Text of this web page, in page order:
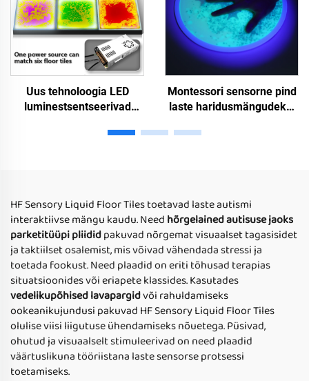
Uus tehnoloogia LED
luminestsentseerivad
laste mängutoodudena,
Montessori sensorne pind
laste haridusmängudeks,
vedelikuga pind
HF Sensory Liquid Floor Tiles toetavad laste autismi
interaktiivse mängu kaudu. Need hõrgelained autisuse jaoks
parketitüüpi pliididpakuvad nõrgemat visuaalset tagasisidet
ja taktiilset osalemist, mis võivad vähendada stressi ja
toetada fookust. Need plaadid on eriti tõhusad terapias
situatsioonides või eriapete klassides. Kasutades
vedelikupõhised lavapargidvõi rahuldamiseks
ookeanikujundusi pakuvad HF Sensory Liquid Floor Tiles
olulise viisi liigutuse ühendamiseks nõuetega. Püsivad,
ohutud ja visuaalselt stimuleerivad on need plaadid
väärtuslikuna tööriistana laste sensorse protsessi
toetamiseks.